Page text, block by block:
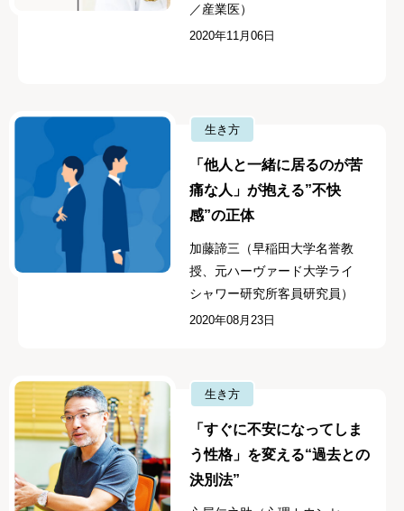
／産業医）
2020年11月06日
生き方
「他人と一緒に居るのが苦
痛な人」が抱える”不快
感”の正体
加藤諦三（早稲田大学名誉教
授、元ハーヴァード大学ライ
シャワー研究所客員研究員）
2020年08月23日
生き方
「すぐに不安になってしま
う性格」を変える“過去との
決別法”